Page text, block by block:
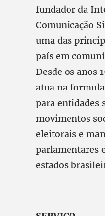
fundador da
Comunicação
uma das
país em
Desde os anos
atua na
para entidades
movimentos
eleitorais e
parlamentares
estados